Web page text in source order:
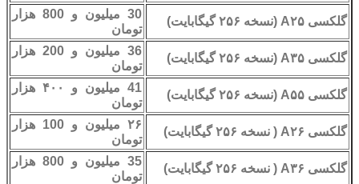
گلکسی A۲۵ (نسخه ۲۵۶ گیگابایت)
30 میلیون و 800 هزار
تومان
گلکسی A۳۵ (نسخه ۲۵۶ گیگابایت)
36 میلیون و 200 هزار
تومان
گلکسی A۵۵ (نسخه ۲۵۶ گیگابایت)
41 میلیون و ۴۰۰ هزار
تومان
گلکسی A۲۶ ( نسخه ۲۵۶ گیگابایت)
۲۶ میلیون و 100 هزار
تومان
گلکسی A۳۶ ( نسخه ۲۵۶ گیگابایت)
35 میلیون و 800 هزار
تومان